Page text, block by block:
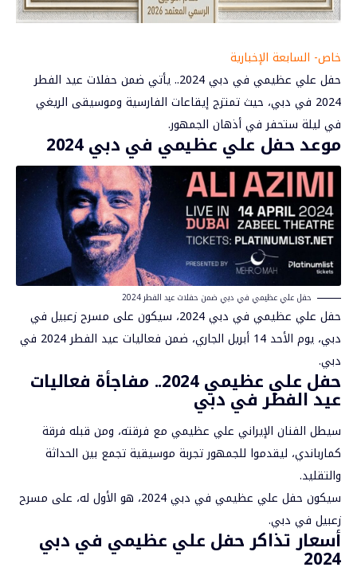
خاص- السابعة الإخبارية
حفل علي عظيمي في دبي 2024.. يأتي ضمن حفلات
عيد الفطر
2024 في دبي، حيث تمتزج إيقاعات الفارسية وموسيقى الريغي
في ليلة ستحفر في أذهان الجمهور.
موعد حفل علي عظيمي في دبي 2024
حفل علي عظيمي في دبي ضمن حفلات عيد الفطر 2024
حفل علي عظيمي في دبي 2024، سيكون على مسرح زعبيل في
دبي، يوم الأحد 14 أبريل الجاري، ضمن فعاليات عيد الفطر 2024 في
دبي.
حفل علي عظيمي 2024.. مفاجأة فعاليات
عيد الفطر في دبي
سيطل الفنان الإيراني علي عظيمي مع فرقته، ومن قبله فرقة
كمارباندي، ليقدموا للجمهور تجربة موسيقية تجمع بين الحداثة
والتقليد.
سيكون حفل علي عظيمي في دبي 2024، هو الأول له، على مسرح
زعبيل في دبي.
أسعار تذاكر حفل علي عظيمي في دبي
2024